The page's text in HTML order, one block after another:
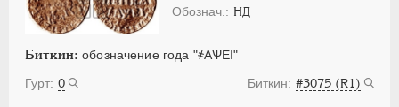
НД
Биткин: обозначение года "҂АѰЕI"
0
#3075 (R1)